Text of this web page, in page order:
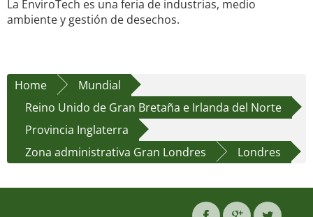
La EnviroTech es una feria de industrias, medio
ambiente y gestión de desechos.
Home
Mundial
Reino Unido de Gran Bretaña e Irlanda del Norte
Provincia Inglaterra
Zona administrativa Gran Londres
Londres